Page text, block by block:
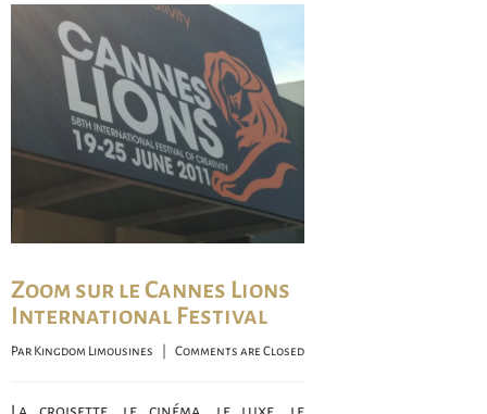
Zoom sur le Cannes Lions
International Festival
Par Kingdom Limousines Comments are Closed